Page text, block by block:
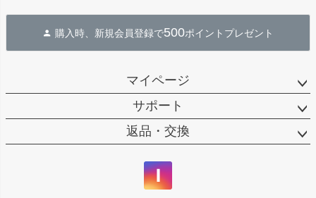
へ
購入時、新規会員登録で500ポイントプレゼント
マイページ
サポート
返品・交換